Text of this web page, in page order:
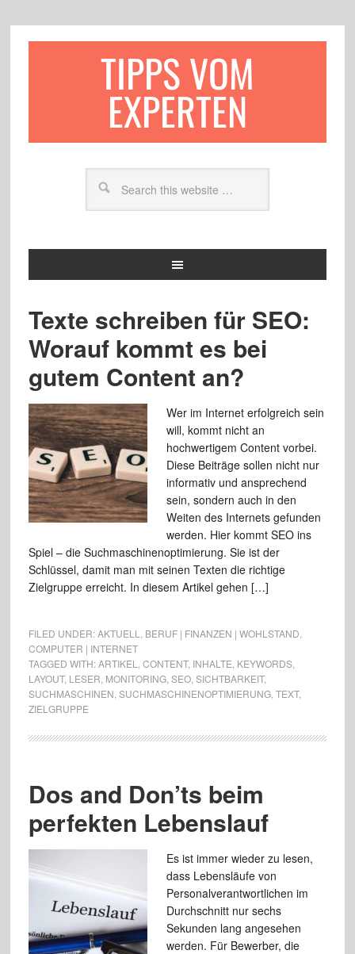
TIPPS VOM
EXPERTEN
Texte schreiben für SEO:
Worauf kommt es bei
gutem Content an?
Wer im Internet erfolgreich sein
will, kommt nicht an
hochwertigem Content vorbei.
Diese Beiträge sollen nicht nur
informativ und ansprechend
sein, sondern auch in den
Weiten des Internets gefunden
werden. Hier kommt SEO ins
Spiel – die Suchmaschinenoptimierung. Sie ist der
Schlüssel, damit man mit seinen Texten die richtige
Zielgruppe erreicht. In diesem Artikel gehen […]
FILED UNDER:AKTUELL BERUF | FINANZEN | WOHLSTAND
COMPUTER | INTERNET
TAGGED WITH:ARTIKEL CONTENT, INHALTE KEYWORDS,
LAYOUT, LESER MONITORING, SEO, SICHTBARKEIT,
SUCHMASCHINEN SUCHMASCHINENOPTIMIERUNG, TEXT,
ZIELGRUPPE
Dos and Don’ts beim
perfekten Lebenslauf
Es ist immer wieder zu lesen,
dass Lebensläufe von
Personalverantwortlichen im
Durchschnitt nur sechs
Sekunden lang angesehen
werden. Für Bewerber, die